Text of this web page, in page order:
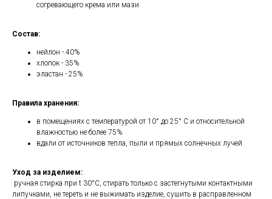
согревающего крема или мази
Состав:
нейлон - 40%
хлопок - 35%
эластан - 25%
Правила хранения:
в помещениях с температурой от 10° до 25° С и относительной
влажностью не более 75%
вдали от источников тепла, пыли и прямых солнечных лучей
Уход за изделием:
ручная стирка при t 30°С, стирать только с застегнутыми контактными
липучками, не тереть и не выжимать изделие, сушить в расправленном